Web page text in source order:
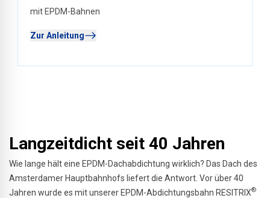
mit EPDM-Bahnen
Zur Anleitung
Langzeitdicht seit 40 Jahren
Wie lange hält eine EPDM-Dachabdichtung wirklich? Das Dach des
Amsterdamer Hauptbahnhofs liefert die Antwort. Vor über 40
Jahren wurde es mit unserer EPDM-Abdichtungsbahn RESITRIX®